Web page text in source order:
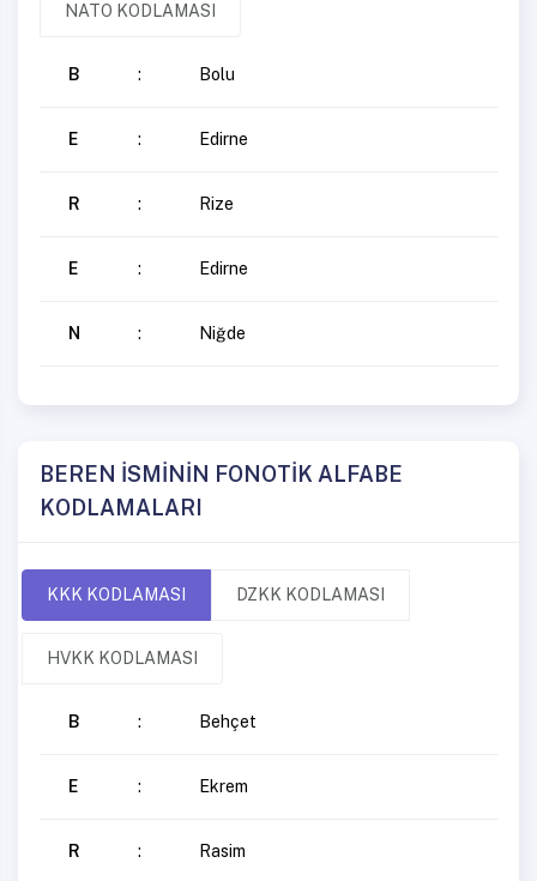
NATO KODLAMASI
B : Bolu
E : Edirne
R : Rize
E : Edirne
N : Niğde
BEREN İSMİNİN FONOTİK ALFABE
KODLAMALARI
KKK KODLAMASI DZKK KODLAMASI
HVKK KODLAMASI
B : Behçet
E : Ekrem
R : Rasim